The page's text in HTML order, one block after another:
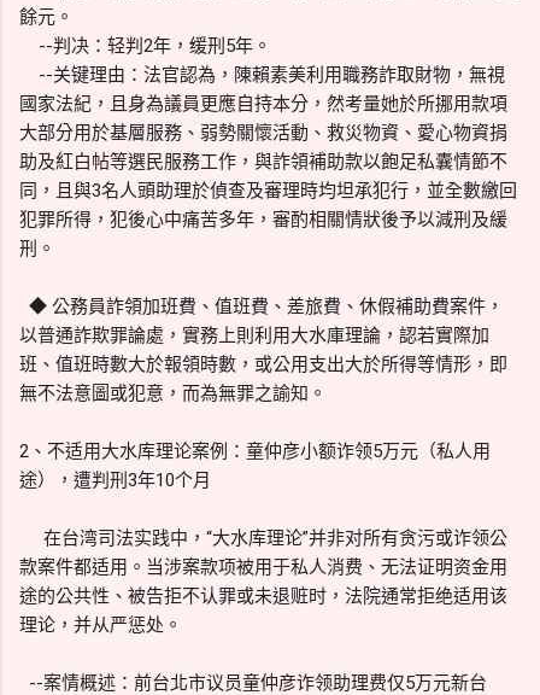
餘元。
--判决：轻判2年，缓刑5年。
--关键理由：法官認為，陳賴素美利用職務詐取財物，無視
國家法紀，且身為議員更應自持本分，然考量她於所挪用款項
大部分用於基層服務、弱勢關懷活動、救災物資、愛心物資捐
助及紅白帖等選民服務工作，與詐領補助款以飽足私囊情節不
同，且與3名人頭助理於偵查及審理時均坦承犯行，並全數繳回
犯罪所得，犯後心中痛苦多年，審酌相關情狀後予以減刑及緩
刑。
◆ 公務員詐領加班費、值班費、差旅費、休假補助費案件，
以普通詐欺罪論處，實務上則利用大水庫理論，認若實際加
班、值班時數大於報領時數，或公用支出大於所得等情形，即
無不法意圖或犯意，而為無罪之諭知。
2、不适用大水库理论案例：童仲彦小额诈领5万元（私人用
途），遭判刑3年10个月
在台湾司法实践中，“大水库理论”并非对所有贪污或诈领公
款案件都适用。当涉案款项被用于私人消费、无法证明资金用
途的公共性、被告拒不认罪或未退赃时，法院通常拒绝适用该
理论，并从严惩处。
--案情概述：前台北市议员童仲彦诈领助理费仅5万元新台